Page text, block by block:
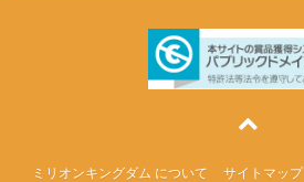
ミリオンキングダム について サイトマップ